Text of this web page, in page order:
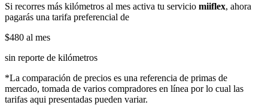
Si recorres más kilómetros al mes activa tu servicio miiflex, ahora
pagarás una tarifa preferencial de
$480 al mes
sin reporte de kilómetros
*La comparación de precios es una referencia de primas de
mercado, tomada de varios compradores en línea por lo cual las
tarifas aqui presentadas pueden variar.